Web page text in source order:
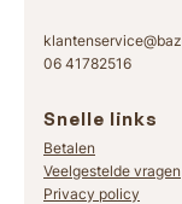
06 41782516
Snelle links
Betalen
Veelgestelde vragen
Privacy policy